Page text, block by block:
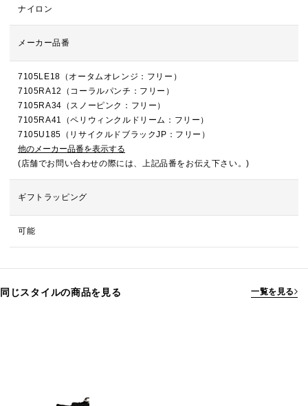
ナイロン
メーカー品番
7105LE18（オータムオレンジ：フリー）
7105RA12（コーラルパンチ：フリー）
7105RA34（スノーピンク：フリー）
7105RA41（ペリウィンクルドリーム：フリー）
7105U185（リサイクルドブラックJP：フリー）
他のメーカー品番を表示する
(店舗でお問い合わせの際には、上記品番をお伝え下さい。)
ギフトラッピング
可能
同じスタイルの商品を見る 一覧を見る